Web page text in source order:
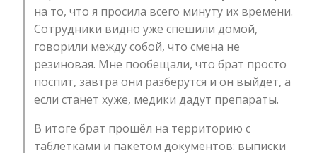
на то, что я просила всего минуту их времени.
Сотрудники видно уже спешили домой,
говорили между собой, что смена не
резиновая. Мне пообещали, что брат просто
поспит, завтра они разберутся и он выйдет, а
если станет хуже, медики дадут препараты.
В итоге брат прошёл на территорию с
таблетками и пакетом документов: выписки